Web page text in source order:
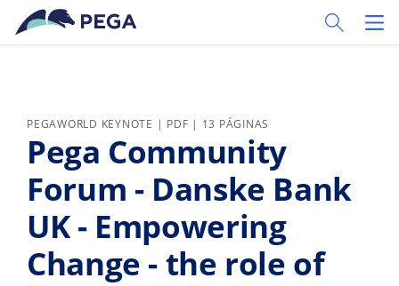
Ir al contenido principal
Toggle
PEGAWORLD KEYNOTE | PDF | 13 PÁGINAS
Pega Community
Forum - Danske Bank
UK - Empowering
Change - the role of